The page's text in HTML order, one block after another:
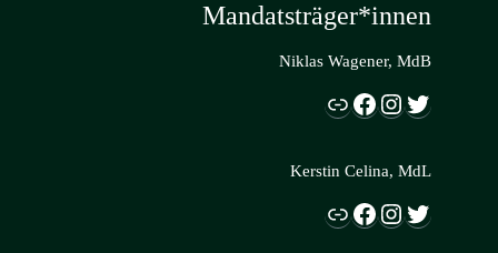
Mandatsträger*innen
Niklas Wagener, MdB
Link Facebook InstagramTwitter
Kerstin Celina, MdL
Link Facebook InstagramTwitter